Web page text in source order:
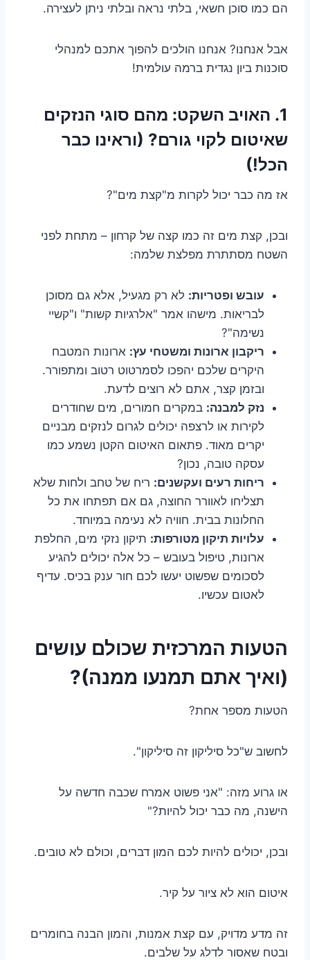
הם כמו סוכן חשאי, בלתי נראה ובלתי ניתן לעצירה.
אבל אנחנו? אנחנו הולכים להפוך אתכם למנהלי
סוכנות ביון נגדית ברמה עולמית!
1. האויב השקט: מהם סוגי הנזקים
שאיטום לקוי גורם? (וראינו כבר
הכל!)
אז מה כבר יכול לקרות מ"קצת מים"?
ובכן, קצת מים זה כמו קצה של קרחון – מתחת לפני
השטח מסתתרת מפלצת שלמה:
עובש ופטריות: לא רק מגעיל, אלא גם מסוכן
לבריאות. מישהו אמר "אלרגיות קשות" ו"קשיי
נשימה"?
ריקבון ארונות ומשטחי עץ: ארונות המטבח
היקרים שלכם יהפכו לסמרטוט רטוב ומתפורר.
ובזמן קצר, אתם לא רוצים לדעת.
נזק למבנה: במקרים חמורים, מים שחודרים
לקירות או לרצפה יכולים לגרום לנזקים מבניים
יקרים מאוד. פתאום האיטום הקטן נשמע כמו
עסקה טובה, נכון?
ריחות רעים ועקשנים: ריח של טחב ולחות שלא
תצליחו לאוורר החוצה, גם אם תפתחו את כל
החלונות בבית. חוויה לא נעימה במיוחד.
עלויות תיקון מטורפות: תיקון נזקי מים, החלפת
ארונות, טיפול בעובש – כל אלה יכולים להגיע
לסכומים שפשוט יעשו לכם חור ענק בכיס. עדיף
לאטום עכשיו.
הטעות המרכזית שכולם עושים
(ואיך אתם תמנעו ממנה)?
הטעות מספר אחת?
לחשוב ש"כל סיליקון זה סיליקון".
או גרוע מזה: "אני פשוט אמרח שכבה חדשה על
הישנה, מה כבר יכול להיות?"
ובכן, יכולים להיות לכם המון דברים, וכולם לא טובים.
איטום הוא לא ציור על קיר.
זה מדע מדויק, עם קצת אמנות, והמון הבנה בחומרים
ובטח שאסור לדלג על שלבים.